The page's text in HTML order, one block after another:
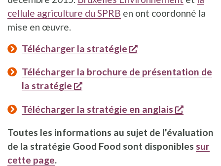
cellule agriculture du SPRB en ont coordonné la
mise en œuvre.
Télécharger la stratégie
s'ouvre dans une
Télécharger la brochure de présentation de
la stratégie
s'ouvre dans une nouvelle
Télécharger la stratégie en anglais s'ouvre
Toutes les informations au sujet de l'évaluation
de la stratégie Good Food sont disponibles sur
cette page.